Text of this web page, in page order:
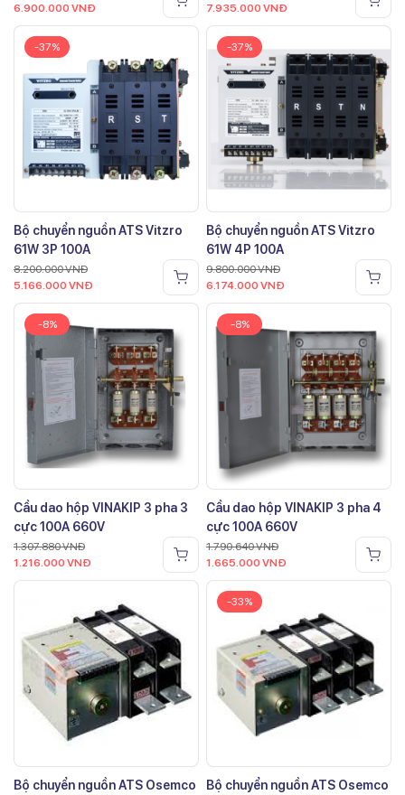
6.900.000 VNĐ
7.935.000 VNĐ
-37%
Bộ chuyển nguồn ATS Vitzro
61W 3P 100A
8.200.000VNĐ
5.166.000 VNĐ
-37%
Bộ chuyển nguồn ATS Vitzro
61W 4P 100A
9.800.000VNĐ
6.174.000 VNĐ
-8%
Cầu dao hộp VINAKIP 3 pha 3
cực 100A 660V
1.307.880VNĐ
1.216.000 VNĐ
-8%
Cầu dao hộp VINAKIP 3 pha 4
cực 100A 660V
1.790.640VNĐ
1.665.000 VNĐ
Bộ chuyển nguồn ATS Osemco
-33%
Bộ chuyển nguồn ATS Osemco